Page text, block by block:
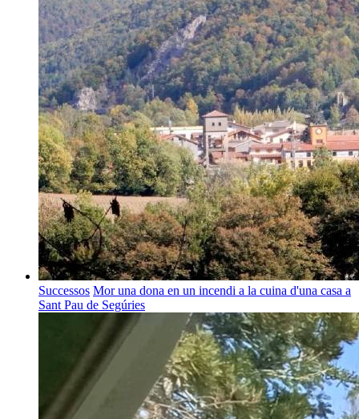
Successos Mor una dona en un incendi a la cuina d'una casa a
Sant Pau de Segúries